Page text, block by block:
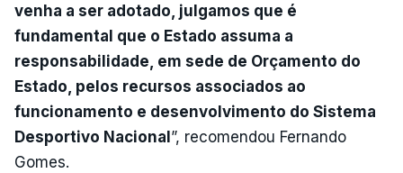
venha a ser adotado, julgamos que é
fundamental que o Estado assuma a
responsabilidade, em sede de Orçamento do
Estado, pelos recursos associados ao
funcionamento e desenvolvimento do Sistema
Desportivo Nacional”, recomendou Fernando
Gomes.